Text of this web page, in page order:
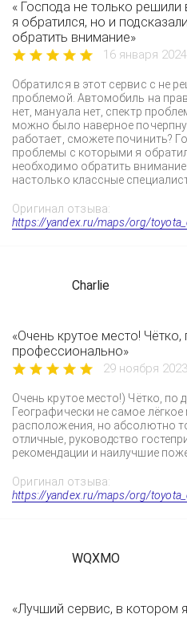
« Господа не только
я обратился, но и
обратить внимание»
16 января 2024
Обратился в этот сервис с не
проблемой. Автомобиль на
нет, мануала нет, спектр
можно было наверное
работает, сможете починить?
проблемы с которыми я
необходимо обратить
настолько классные
Оригинал отзыва:
https://yandex.ru/maps/org/
Charlie
«Очень крутое место! Чётко,
профессионально»
29 ноября 2023
Очень крутое место!) Чётко, по
Географически не самое
расположения, но абсолютно
отличные, руководство
рекомендации и наилучшие
Оригинал отзыва:
https://yandex.ru/maps/org/
WQXMO
«Лучший сервис, в котором